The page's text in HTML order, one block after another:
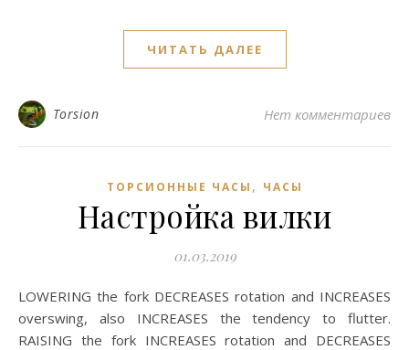
ЧИТАТЬ ДАЛЕЕ
Torsion Нет комментариев
ТОРСИОННЫЕ ЧАСЫ , ЧАСЫ
Настройка вилки
01.03.2019
LOWERING the fork DECREASES rotation and INCREASES
overswing, also INCREASES the tendency to flutter.
RAISING the fork INCREASES rotation and DECREASES